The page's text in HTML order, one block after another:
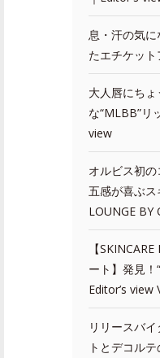
息・汗の気
たエチケッ
大人唇にち
な“MLBB”リ
view
オルビス初の
五感が喜ぶス
LOUNGE BY
【
ート】発見！
Editor’s view
リリースバ
トとデコル